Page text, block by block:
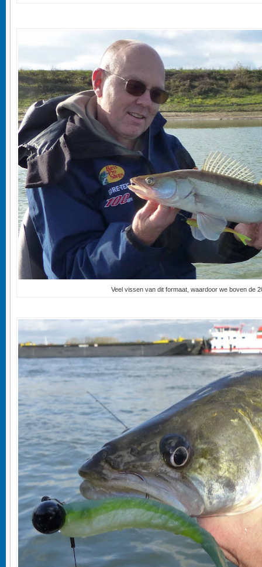
Veel vissen van dit formaat, waardoor we boven de